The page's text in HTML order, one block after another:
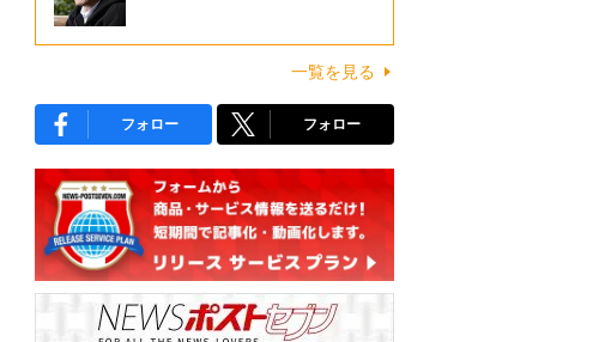
一覧を見る
フォロー フォロー